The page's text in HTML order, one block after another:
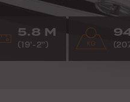
5.8 M
(19’-2”)